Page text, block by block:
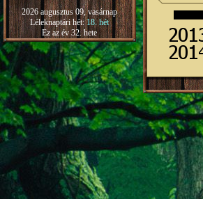
2026 augusztus 09, vasárnap
Léleknaptári hét:18. hét
Ez az év 32. hete